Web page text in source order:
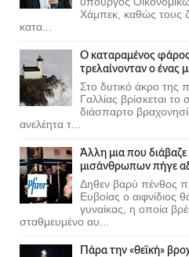
Χάμπεκ, καθώς τους
κατα...
Ο καταραμένος
τρελαίνονταν ο ένας
Στο δυτικό άκρο της
Γαλλίας βρίσκεται το
διάσπαρτο
ανελέητα τ...
Άλλη μια που
μισάνθρωπων πήγε
Δηθεν βαρύ πένθος
Ευβοίας ο αιφνίδιος
γυναίκας, η οποία
σταθμευμένο αυ...
Πάρα την «θεϊκή»